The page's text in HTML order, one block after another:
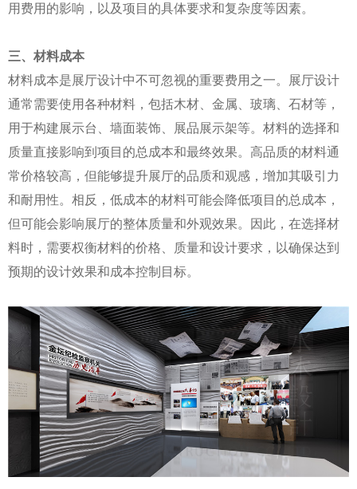
用费用的影响，以及项目的具体要求和复杂度等因素。
三、材料成本
材料成本是展厅设计中不可忽视的重要费用之一。展厅设计
通常需要使用各种材料，包括木材、金属、玻璃、石材等，
用于构建展示台、墙面装饰、展品展示架等。材料的选择和
质量直接影响到项目的总成本和最终效果。高品质的材料通
常价格较高，但能够提升展厅的品质和观感，增加其吸引力
和耐用性。相反，低成本的材料可能会降低项目的总成本，
但可能会影响展厅的整体质量和外观效果。因此，在选择材
料时，需要权衡材料的价格、质量和设计要求，以确保达到
预期的设计效果和成本控制目标。